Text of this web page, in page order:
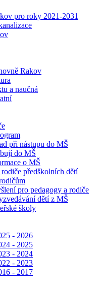
pro roky 2021-2031
Rakov
a naučná
při nástupu do MŠ
do MŠ
o MŠ
předškolních dětí
pro pedagogy a rodiče
dětí z MŠ
školy
- 2026
- 2025
- 2024
- 2023
- 2017